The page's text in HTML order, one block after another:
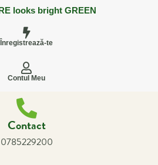
looks bright GREEN
Înregistrează-te
Contul Meu
Contact
0785229200